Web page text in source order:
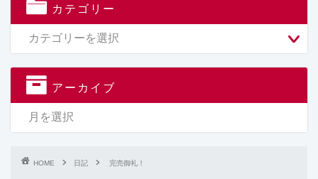
カテゴリー
アーカイブ
HOME 日記 完売御礼！